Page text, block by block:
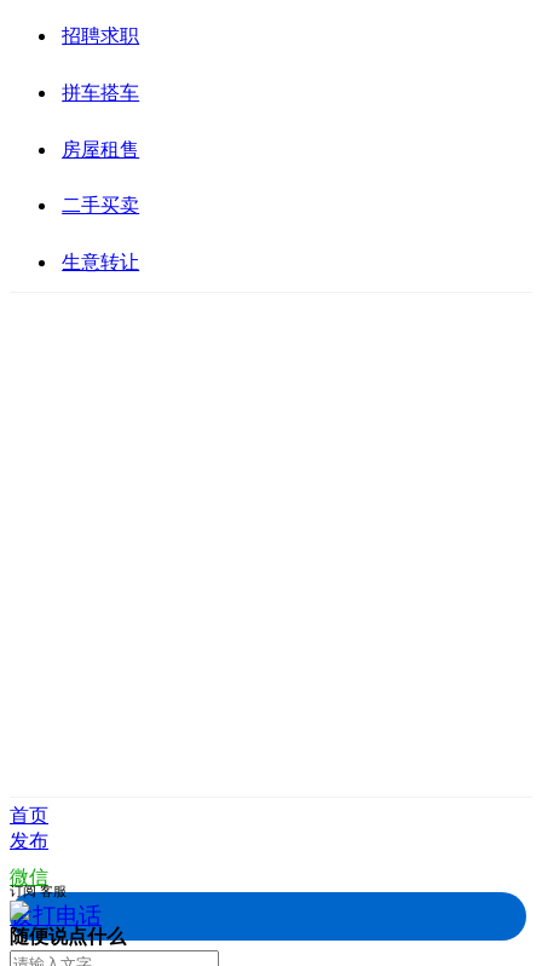
招聘求职
拼车搭车
房屋租售
二手买卖
生意转让
首页
发布
微信
拨打电话
订阅 客服
随便说点什么